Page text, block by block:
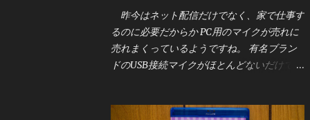
にもバルクなパッケージで到着 [目次] 購入
価格・購入元 Intel OPTANE SSD DC P5800X
とは 外観 実性能について・参考レビュー 誰
におすすめか
昨今はネット配信だけでなく、家で仕事す
るのに必要だからか PC用のマイクが売れに
売れまくっているようですね。 有名ブラン
ドのUSB接続マイクがほとんどないだけでな
ったりと、割と大変な様相です。 筆者は